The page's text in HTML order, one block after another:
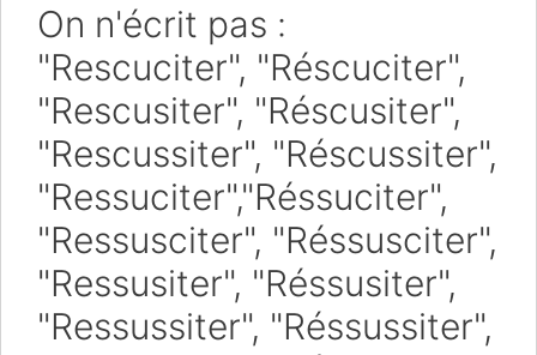
On n'écrit pas :
"Rescuciter", "Réscuciter",
"Rescusiter", "Réscusiter",
"Rescussiter", "Réscussiter",
"Ressuciter","Réssuciter",
"Ressusciter", "Réssusciter",
"Ressusiter", "Réssusiter",
"Ressussiter", "Réssussiter",